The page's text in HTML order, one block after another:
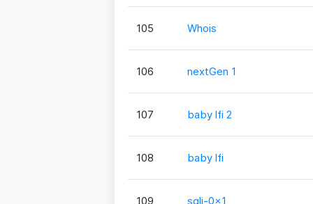
105 Whois
106 nextGen 1
107 baby lfi 2
108 baby lfi
109 sqli-0x1